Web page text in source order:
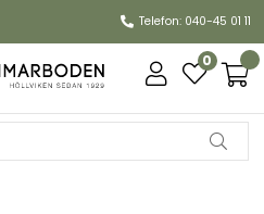
Telefon: 040-45 01 11
0